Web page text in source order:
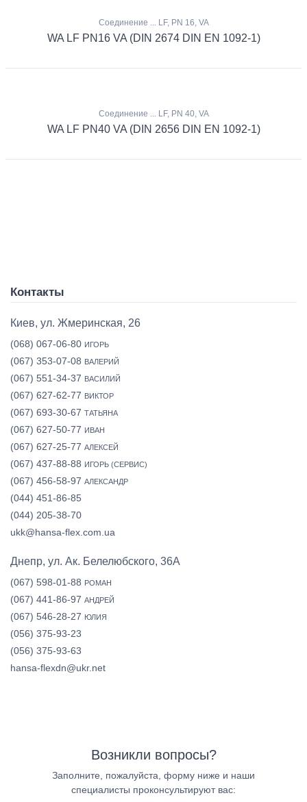
Соединение ... LF, PN 16, VA
WA LF PN16 VA (DIN 2674 DIN EN 1092-1)
Соединение ... LF, PN 40, VA
WA LF PN40 VA (DIN 2656 DIN EN 1092-1)
Контакты
Киев, ул. Жмеринская, 26
(068) 067-06-80 ИГОРЬ
(067) 353-07-08 ВАЛЕРИЙ
(067) 551-34-37 ВАСИЛИЙ
(067) 627-62-77 ВИКТОР
(067) 693-30-67 ТАТЬЯНА
(067) 627-50-77 ИВАН
(067) 627-25-77 АЛЕКСЕЙ
(067) 437-88-88 ИГОРЬ (СЕРВИС)
(067) 456-58-97 АЛЕКСАНДР
(044) 451-86-85
(044) 205-38-70
ukk@hansa-flex.com.ua
Днепр, ул. Ак. Белелюбского, 36А
(067) 598-01-88 РОМАН
(067) 441-86-97 АНДРЕЙ
(067) 546-28-27 ЮЛИЯ
(056) 375-93-23
(056) 375-93-63
hansa-flexdn@ukr.net
Возникли вопросы?
Заполните, пожалуйста, форму ниже и наши
специалисты проконсультируют вас: